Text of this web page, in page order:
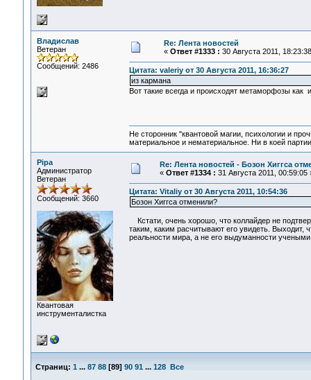
Владислав
Ветеран
Сообщений: 2486
Re: Лента новостей
« Ответ #1333 : 30 Августа 2011,
Цитата: valeriy от 30 Августа 2011, 16:36:27
из кармана
Вот такие всегда и происходят метаморфозы как
Не сторонник "квантовой магии, психологии и
материальное и нематериальное. Ни в коей
Pipa
Администратор
Ветеран
Сообщений: 3660
Квантовая
инструменталистка
Re: Лента новостей - Бозон Хиггса
« Ответ #1334 : 31 Августа 2011, 00:59:05
Цитата: Vitaliy от 30 Августа 2011, 10:54:36
Бозон Хиггса отменили?
Кстати, очень хорошо, что коллайдер не
таким, каким расчитывают его увидеть. Выходит,
реальности мира, а не его выдуманности
Страниц: 1 ... 87 88[89] 90 91 ... 128 Все